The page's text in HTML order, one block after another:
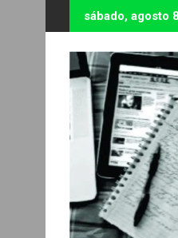
al
contenido
sábado, agosto